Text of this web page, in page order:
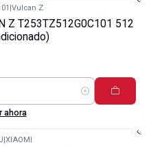
|Vulcan Z
Z T253TZ512G0C101 512
ahora
|XIAOMI